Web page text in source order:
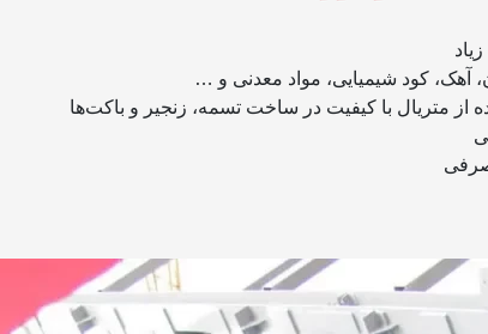
آهک، کود شیمیایی، مواد معدنی و …
متریال با کیفیت در ساخت تسمه، زنجیر و باکت‌ها